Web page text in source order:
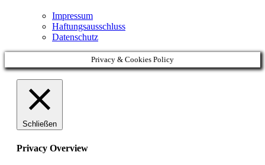
Impressum
Haftungsausschluss
Datenschutz
Privacy & Cookies Policy
Schließen
Privacy Overview